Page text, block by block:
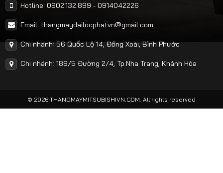
Hotline: 0902.132.899 - 0914042226
Email: thangmaydailocphatvn@gmail.com
Chi nhánh: 56 Quốc Lộ 14, Đồng Xoài, Bình Phước
Chi nhánh: 189/5 Đường 2/4, Tp.Nha Trang, Khánh Hòa
© 2026 THANGMAYMITSUBISHIVN.COM. All rights reserved